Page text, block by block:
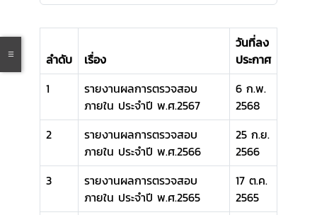
ลำดับ เรื่อง
วันที่ลง
ประกาศ
1
รายงานผลการตรวจสอบ
ภายใน ประจำปี พ.ศ.2567
6 ก.พ.
2568
2
รายงานผลการตรวจสอบ
ภายใน ประจำปี พ.ศ.2566
25 ก.ย.
2566
3
รายงานผลการตรวจสอบ
ภายใน ประจำปี พ.ศ.2565
17 ต.ค.
2565